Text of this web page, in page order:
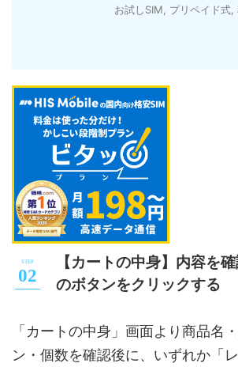
お試しSIM プリペイド式
【カートの中身】内容を
のボタンをクリックする
「カートの中身」画面より商品名
ン・個数を確認後に、いずれか「